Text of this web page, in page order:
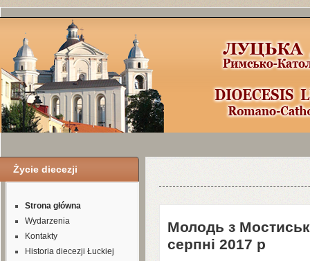
Życie diecezji
Strona główna
Wydarzenia
Kontakty
Historia diecezji Łuckiej
Молодь з
серпні 2017 р